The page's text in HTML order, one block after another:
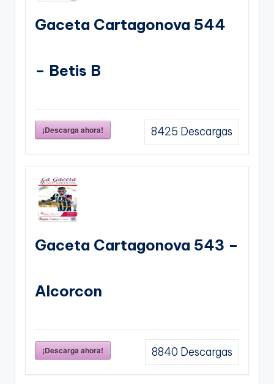
Gaceta Cartagonova 544
– Betis B
¡Descarga ahora! 8425 Descargas
Gaceta Cartagonova 543 –
Alcorcon
¡Descarga ahora! 8840 Descargas